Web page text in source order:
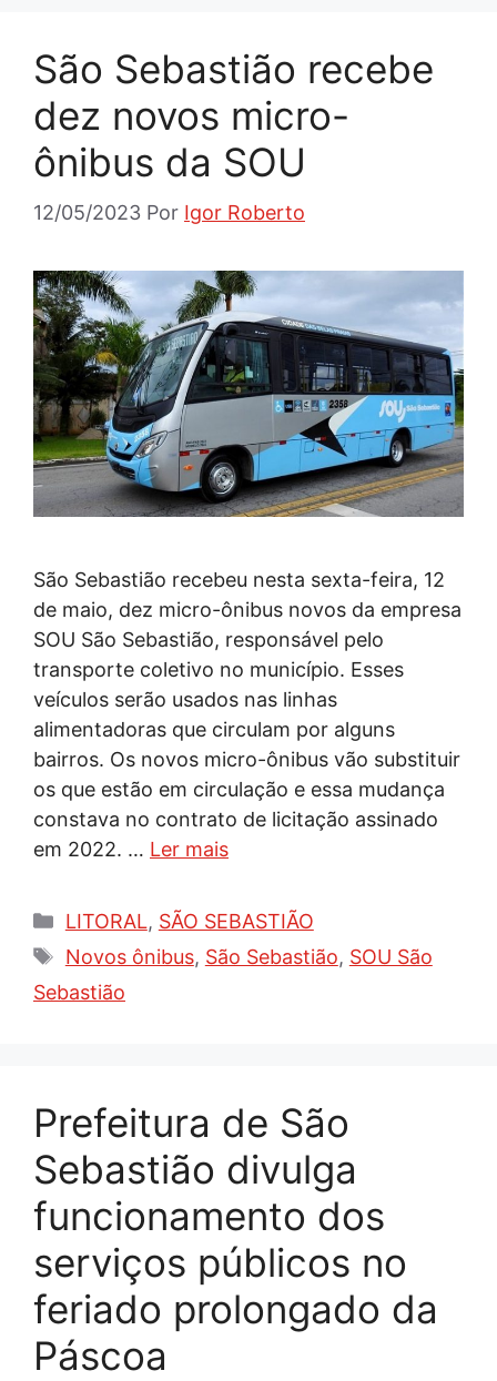
São Sebastião recebe
dez novos micro-
ônibus da SOU
12/05/2023 Por Igor Roberto
São Sebastião recebeu nesta sexta-feira, 12
de maio, dez micro-ônibus novos da empresa
SOU São Sebastião, responsável pelo
transporte coletivo no município. Esses
veículos serão usados nas linhas
alimentadoras que circulam por alguns
bairros. Os novos micro-ônibus vão substituir
os que estão em circulação e essa mudança
constava no contrato de licitação assinado
em 2022. … Ler mais
Categorias
LITORAL, SÃO SEBASTIÃO
Tags
Novos ônibus, São Sebastião, SOU São
Sebastião
Prefeitura de São
Sebastião divulga
funcionamento dos
serviços públicos no
feriado prolongado da
Páscoa